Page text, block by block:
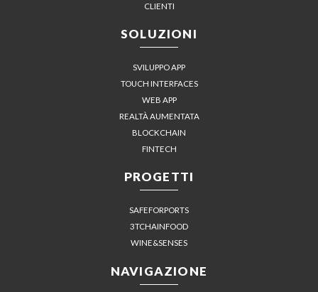
CLIENTI
SOLUZIONI
SVILUPPO APP
TOUCH INTERFACES
WEB APP
REALTÀ AUMENTATA
BLOCKCHAIN
FINTECH
PROGETTI
SAFEFORPORTS
3TCHAINFOOD
WINE&SENSES
NAVIGAZIONE